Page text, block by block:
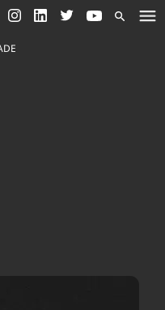
Saneamento